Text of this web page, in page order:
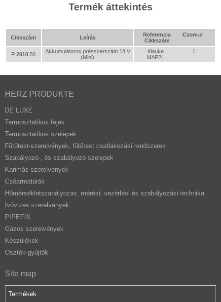
Termék áttekintés
Cikkszám Leírás
Referencia
Cikkszám
Csom.e
P 2010 50
Akkumulátoros présszerszám 18 V
(Mini)
Klauke
MAP2L
1
HERZ PRODUKTE
DE LUXE
Termosztatikus fejek
Termosztatikus szelepek
Fűtőtest-szerelvények, fűtőtest csatlakozási rendszerek
Szabályozó-, és szabályozó szelepek
Karimás szerelvények
Csőarmatúrák
Hőmérsékletszabályozás, mérési, vezérlési és szabályozási technika
Ivóvizes szerelvények
PIPEFIX
Gázos szerelvények
Készülékek
Osztók-gyűjtők
Site map
Termékek